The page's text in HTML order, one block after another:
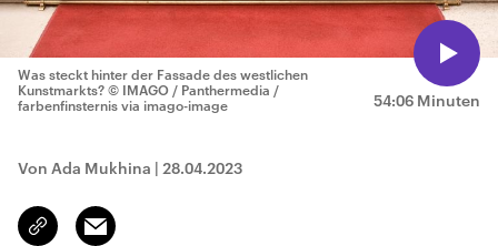
54:06 Minuten
Was steckt hinter der Fassade des westlichen
Kunstmarkts? © IMAGO / Panthermedia /
farbenfinsternis via imago-image
Von Ada Mukhina | 28.04.2023
Link
kopieren/teilen
Email